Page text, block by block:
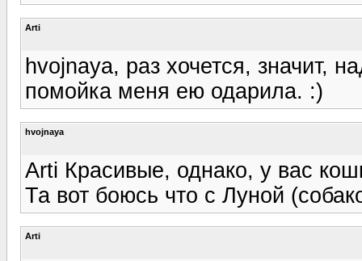
Arti
hvojnaya, раз хочется, значит,
помойка меня ею одарила. :)
hvojnaya
Arti Красивые, однако, у вас
Та вот боюсь что с Луной
Arti